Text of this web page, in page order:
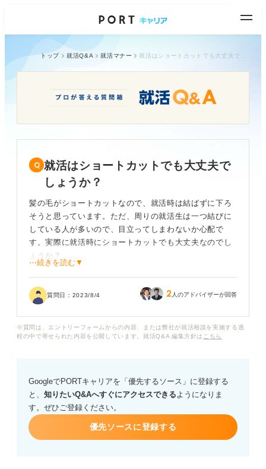
トップ 就活Q&A 就活マナー
就活はショートカットでも大丈夫で
しょうか？
髪の毛がショートカットなので、就活時は結ばずに下ろ
そうと思っています。ただ、周りの就活生は一つ結びに
している人が多いので、目立ってしまわないか心配で
す。実際に就活時にショートカットでも大丈夫なのでし
ょうか？
などで気を付けることがあれば教えていただきたいで
ショートカットを今から伸ばすのは難しいんですが、好
⋯続きを読む▼
質問日： 2023/8/4 2 人のアドバイザーが回答
※質問は、エントリーフォームからの内容、または弊社が就活相談を実施する過
程の中で寄せられた内容を公開しています。就活Q&A 編集方針は こちら
GoogleでPORTキャリアを「優先するソース」に登録する
と、 知りたいQ&Aへすぐにアクセスできるようになりま
す。ぜひご登録ください。
優先ソースに登録する